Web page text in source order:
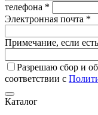
телефона *
Электронная почта *
Примечание, если есть
Разрешаю сбор и
соответствии с
Каталог